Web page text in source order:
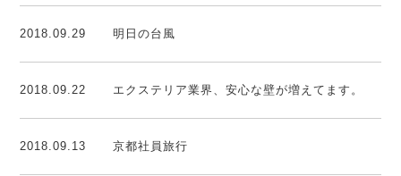
2018.09.29 明日の台風
2018.09.22 エクステリア業界、安心な壁が増えてます。
2018.09.13 京都社員旅行